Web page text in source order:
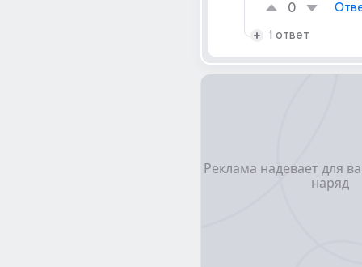
0
1 ответ